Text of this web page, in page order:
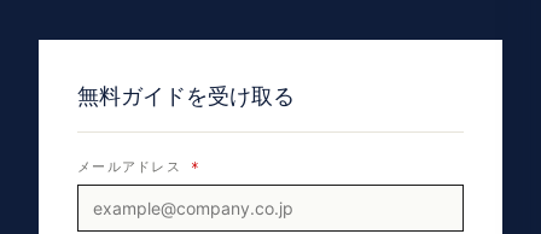
無料ガイドを受け取る
メールアドレス *